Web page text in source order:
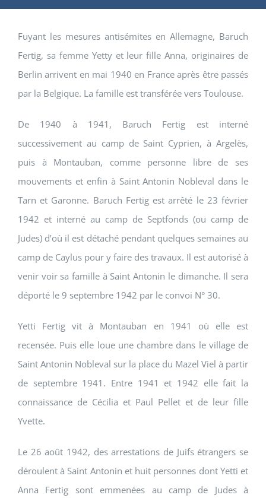
Fuyant les mesures antisémites en Allemagne, Baruch
Fertig, sa femme Yetty et leur fille Anna, originaires de
Berlin arrivent en mai 1940 en France après être passés
par la Belgique. La famille est transférée vers Toulouse.
De 1940 à 1941, Baruch Fertig est interné
successivement au camp de Saint Cyprien, à Argelès,
puis à Montauban, comme personne libre de ses
mouvements et enfin à Saint Antonin Nobleval dans le
Tarn et Garonne. Baruch Fertig est arrêté le 23 février
1942 et interné au camp de Septfonds (ou camp de
Judes) d’où il est détaché pendant quelques semaines au
camp de Caylus pour y faire des travaux. Il est autorisé à
venir voir sa famille à Saint Antonin le dimanche. Il sera
déporté le 9 septembre 1942 par le convoi N° 30.
Yetti Fertig vit à Montauban en 1941 où elle est
recensée. Puis elle loue une chambre dans le village de
Saint Antonin Nobleval sur la place du Mazel Viel à partir
de septembre 1941. Entre 1941 et 1942 elle fait la
connaissance de Cécilia et Paul Pellet et de leur fille
Yvette.
Le 26 août 1942, des arrestations de Juifs étrangers se
déroulent à Saint Antonin et huit personnes dont Yetti et
Anna Fertig sont emmenées au camp de Judes à